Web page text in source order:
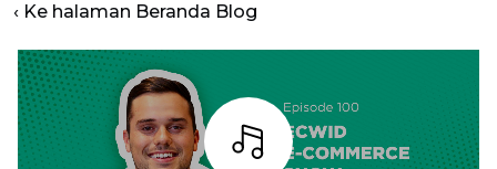
‹ Ke halaman Beranda Blog